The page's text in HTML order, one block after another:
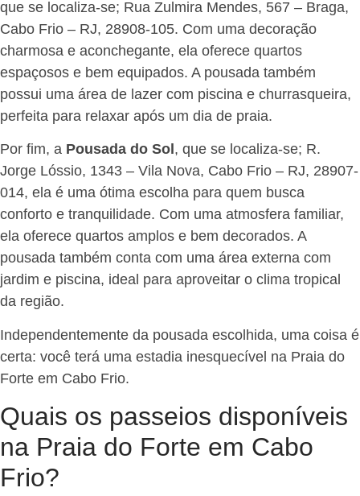
que se localiza-se; Rua Zulmira Mendes, 567 – Braga,
Cabo Frio – RJ, 28908-105. Com uma decoração
charmosa e aconchegante, ela oferece quartos
espaçosos e bem equipados. A pousada também
possui uma área de lazer com piscina e churrasqueira,
perfeita para relaxar após um dia de praia.
Por fim, a Pousada do Sol , que se localiza-se; R.
Jorge Lóssio, 1343 – Vila Nova, Cabo Frio – RJ, 28907-
014, ela é uma ótima escolha para quem busca
conforto e tranquilidade. Com uma atmosfera familiar,
ela oferece quartos amplos e bem decorados. A
pousada também conta com uma área externa com
jardim e piscina, ideal para aproveitar o clima tropical
da região.
Independentemente da pousada escolhida, uma coisa é
certa: você terá uma estadia inesquecível na Praia do
Forte em Cabo Frio.
Quais os passeios disponíveis
na Praia do Forte em Cabo
Frio?